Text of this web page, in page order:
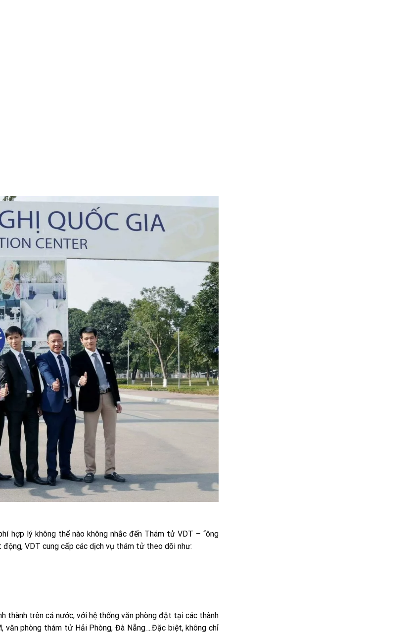
hợp lý không thể nào không nhắc đến Thám tử VDT – “ông
VDT cung cấp các dịch vụ thám tử theo dõi như:
thành trên cả nước, với hệ thống văn phòng đặt tại các thành
văn phòng thám tử Hải Phòng, Đà Nẵng….Đặc biệt, không chỉ